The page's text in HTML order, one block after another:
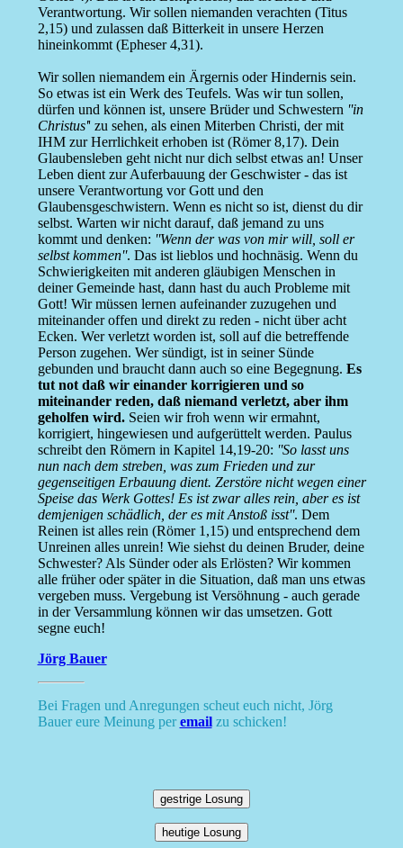
Verantwortung. Wir sollen niemanden verachten (Titus
2,15) und zulassen daß Bitterkeit in unsere Herzen
hineinkommt (Epheser 4,31).
Wir sollen niemandem ein Ärgernis oder Hindernis sein.
So etwas ist ein Werk des Teufels. Was wir tun sollen,
dürfen und können ist, unsere Brüder und Schwestern ''in
Christus'' zu sehen, als einen Miterben Christi, der mit
IHM zur Herrlichkeit erhoben ist (Römer 8,17). Dein
Glaubensleben geht nicht nur dich selbst etwas an! Unser
Leben dient zur Auferbauung der Geschwister - das ist
unsere Verantwortung vor Gott und den
Glaubensgeschwistern. Wenn es nicht so ist, dienst du dir
selbst. Warten wir nicht darauf, daß jemand zu uns
kommt und denken: ''Wenn der was von mir will, soll er
selbst kommen''. Das ist lieblos und hochnäsig. Wenn du
Schwierigkeiten mit anderen gläubigen Menschen in
deiner Gemeinde hast, dann hast du auch Probleme mit
Gott! Wir müssen lernen aufeinander zuzugehen und
miteinander offen und direkt zu reden - nicht über acht
Ecken. Wer verletzt worden ist, soll auf die betreffende
Person zugehen. Wer sündigt, ist in seiner Sünde
gebunden und braucht dann auch so eine Begegnung. Es
tut not daß wir einander korrigieren und so
miteinander reden, daß niemand verletzt, aber ihm
geholfen wird.Seien wir froh wenn wir ermahnt,
korrigiert, hingewiesen und aufgerüttelt werden. Paulus
schreibt den Römern in Kapitel 14,19-20: ''So lasst uns
nun nach dem streben, was zum Frieden und zur
gegenseitigen Erbauung dient. Zerstöre nicht wegen einer
Speise das Werk Gottes! Es ist zwar alles rein, aber es ist
demjenigen schädlich, der es mit Anstoß isst''. Dem
Reinen ist alles rein (Römer 1,15) und entsprechend dem
Unreinen alles unrein! Wie siehst du deinen Bruder, deine
Schwester? Als Sünder oder als Erlösten? Wir kommen
alle früher oder später in die Situation, daß man uns etwas
vergeben muss. Vergebung ist Versöhnung - auch gerade
in der Versammlung können wir das umsetzen. Gott
segne euch!
Jörg Bauer
Bei Fragen und Anregungen scheut euch nicht, Jörg
Bauer eure Meinung peremailzu schicken!
gestrige Losung
heutige Losung